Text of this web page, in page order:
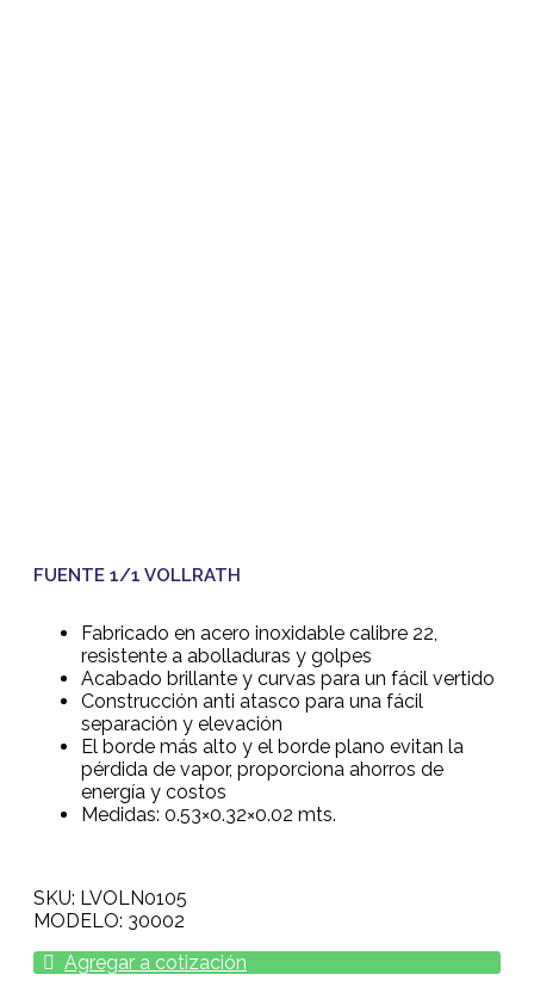
FUENTE 1/1 VOLLRATH
Fabricado en acero inoxidable calibre 22,
resistente a abolladuras y golpes
Acabado brillante y curvas para un fácil vertido
Construcción anti atasco para una fácil
separación y elevación
El borde más alto y el borde plano evitan la
pérdida de vapor, proporciona ahorros de
energía y costos
Medidas: 0.53×0.32×0.02 mts.
SKU: LVOLN0105
MODELO: 30002
Agregar a cotización